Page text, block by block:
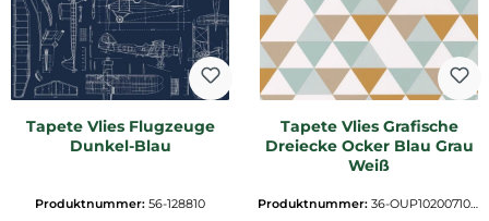
Tapete Vlies Flugzeuge
Dunkel-Blau
Produktnummer: 56-128810
Tapete Vlies Grafische
Dreiecke Ocker Blau Grau
Weiß
Produktnummer: 36-OUP102007100.